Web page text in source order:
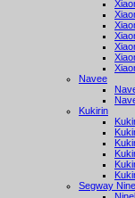
Navee
Kukirin
Segway